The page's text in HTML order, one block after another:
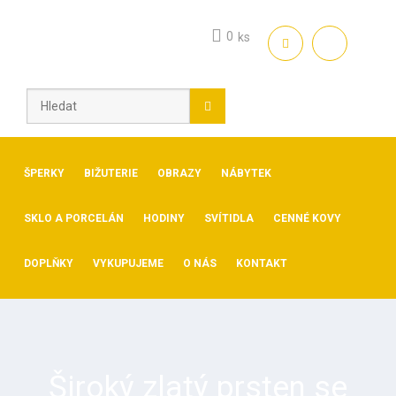
0 ks
ŠPERKY BIŽUTERIE OBRAZY NÁBYTEK
SKLO A PORCELÁN HODINY SVÍTIDLA CENNÉ KOVY
DOPLŇKY VYKUPUJEME O NÁS KONTAKT